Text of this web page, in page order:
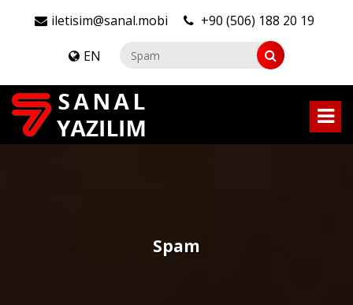
iletisim@sanal.mobi +90 (506) 188 20 19
EN
Spam